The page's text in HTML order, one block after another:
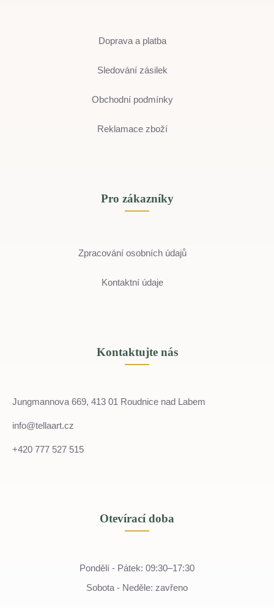
Doprava a platba
Sledování zásilek
Obchodní podmínky
Reklamace zboží
Pro zákazníky
Zpracování osobních údajů
Kontaktní údaje
Kontaktujte nás
Jungmannova 669, 413 01 Roudnice nad Labem
info@tellaart.cz
+420 777 527 515
Otevírací doba
Pondělí - Pátek: 09:30–17:30
Sobota - Neděle: zavřeno